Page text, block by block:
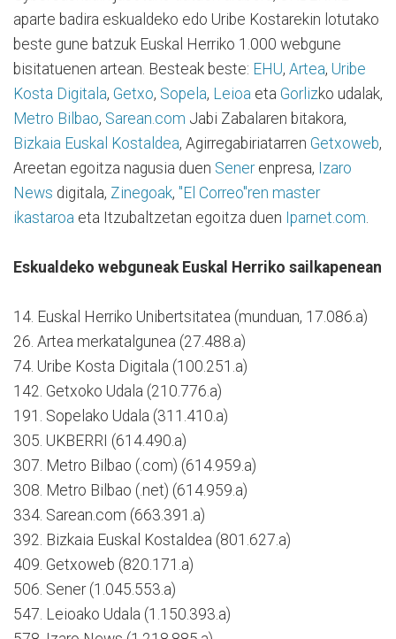
aparte badira eskualdeko edo Uribe Kostarekin lotutako
beste gune batzuk Euskal Herriko 1.000 webgune
bisitatuenen artean. Besteak beste: EHU, Artea, Uribe
Kosta Digitala, Getxo, Sopela, Leioa eta Gorlizko udalak,
Metro Bilbao, Sarean.com Jabi Zabalaren bitakora,
Bizkaia Euskal Kostaldea, Agirregabiriatarren Getxoweb,
Areetan egoitza nagusia duen Senerenpresa, Izaro
News digitala, Zinegoak, "El Correo"ren master
ikastaroa eta Itzubaltzetan egoitza duen Iparnet.com
Eskualdeko webguneak Euskal Herriko sailkapenean
14. Euskal Herriko Unibertsitatea (munduan, 17.086.a)
26. Artea merkatalgunea (27.488.a)
74. Uribe Kosta Digitala (100.251.a)
142. Getxoko Udala (210.776.a)
191. Sopelako Udala (311.410.a)
305. UKBERRI (614.490.a)
307. Metro Bilbao (.com) (614.959.a)
308. Metro Bilbao (.net) (614.959.a)
334. Sarean.com (663.391.a)
392. Bizkaia Euskal Kostaldea (801.627.a)
409. Getxoweb (820.171.a)
506. Sener (1.045.553.a)
547. Leioako Udala (1.150.393.a)